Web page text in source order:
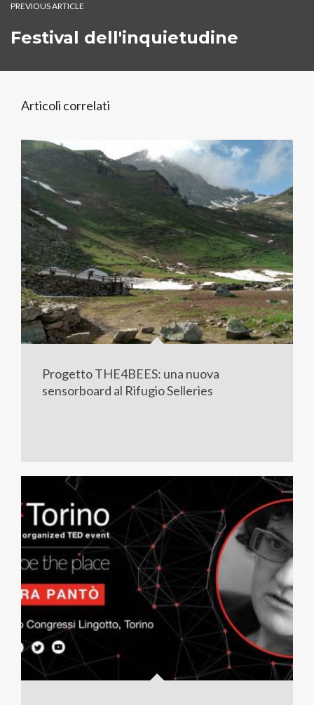
PREVIOUS ARTICLE
Festival dell'inquietudine
Articoli correlati
Progetto THE4BEES: una nuova
sensorboard al Rifugio Selleries